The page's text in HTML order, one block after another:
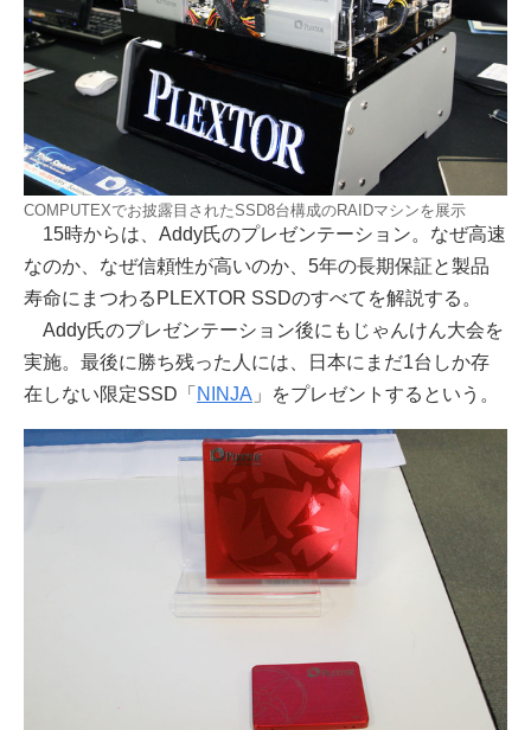
COMPUTEXでお披露目されたSSD8台構成のRAIDマシンを展示
15時からは、Addy氏のプレゼンテーション。なぜ高速
なのか、なぜ信頼性が高いのか、5年の長期保証と製品
寿命にまつわるPLEXTOR SSDのすべてを解説する。
Addy氏のプレゼンテーション後にもじゃんけん大会を
実施。最後に勝ち残った人には、日本にまだ1台しか存
在しない限定SSD「 NINJA 」をプレゼントするという。